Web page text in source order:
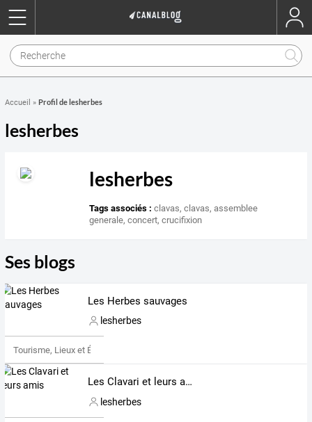
Accueil » Profil de lesherbes
lesherbes
lesherbes
Tags associés : clavas,clavas,assemblee
generale,concert,crucifixion
Ses blogs
Les Herbes sauvages
lesherbes
Tourisme, Lieux et Événements
Les Clavari et leurs amis
lesherbes